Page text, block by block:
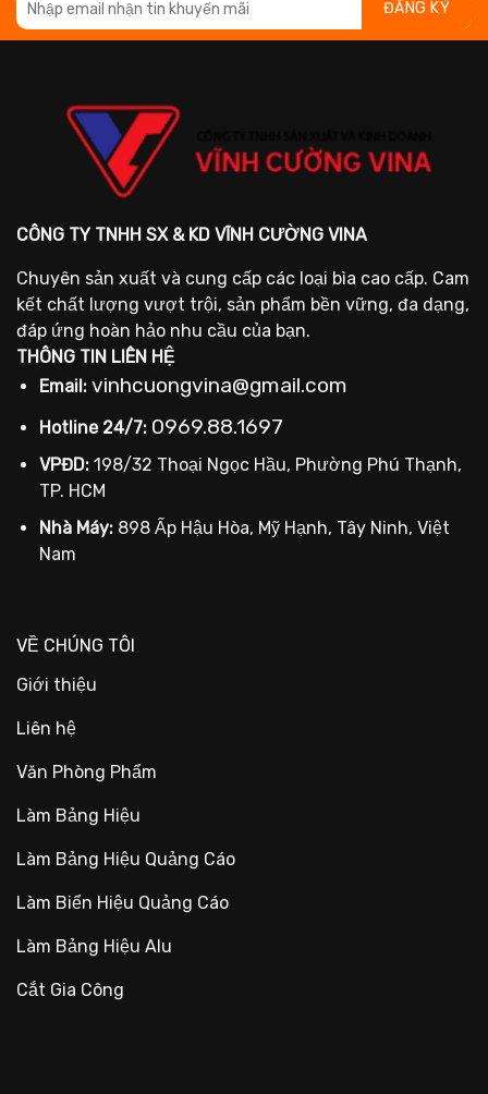
CÔNG TY TNHH SX & KD VĨNH CƯỜNG VINA
Chuyên sản xuất và cung cấp các loại bìa cao cấp. Cam
kết chất lượng vượt trội, sản phẩm bền vững, đa dạng,
đáp ứng hoàn hảo nhu cầu của bạn.
THÔNG TIN LIÊN HỆ
Email: vinhcuongvina@gmail.com
Hotline 24/7: 0969.88.1697
VPĐD: 198/32 Thoại Ngọc Hầu, Phường Phú Thạnh,
TP. HCM
Nhà Máy: 898 Ấp Hậu Hòa, Mỹ Hạnh, Tây Ninh, Việt
Nam
VỀ CHÚNG TÔI
Giới thiệu
Liên hệ
Văn Phòng Phẩm
Làm Bảng Hiệu
Làm Bảng Hiệu Quảng Cáo
Làm Biển Hiệu Quảng Cáo
Làm Bảng Hiệu Alu
Cắt Gia Công